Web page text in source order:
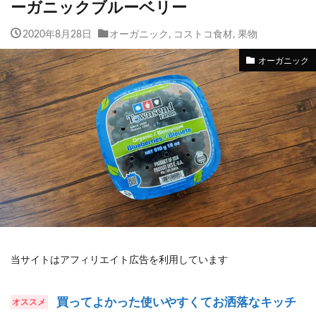
ーガニックブルーベリー
2020年8月28日 オーガニック , コストコ食材, 果物
オーガニック
当サイトはアフィリエイト広告を利用しています
買ってよかった使いやすくてお洒落なキッチ